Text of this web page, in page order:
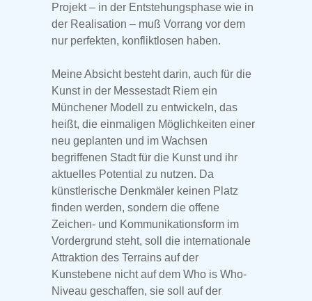
Projekt – in der Entstehungsphase wie in
der Realisation – muß Vorrang vor dem
nur perfekten, konfliktlosen haben.
Meine Absicht besteht darin, auch für die
Kunst in der Messestadt Riem ein
Münchener Modell zu entwickeln, das
heißt, die einmaligen Möglichkeiten einer
neu geplanten und im Wachsen
begriffenen Stadt für die Kunst und ihr
aktuelles Potential zu nutzen. Da
künstlerische Denkmäler keinen Platz
finden werden, sondern die offene
Zeichen- und Kommunikationsform im
Vordergrund steht, soll die internationale
Attraktion des Terrains auf der
Kunstebene nicht auf dem Who is Who-
Niveau geschaffen, sie soll auf der